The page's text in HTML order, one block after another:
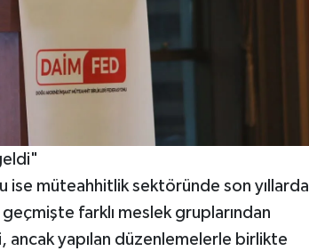
ise müteahhitlik sektöründe son yıllarda
farklı meslek gruplarından
ancak yapılan düzenlemelerle birlikte